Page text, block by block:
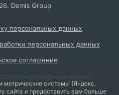
Demis Group
персональных данных
персональных данных
соглашение
и метрические системы (Яндекс.
сайта и предоставить вам больше